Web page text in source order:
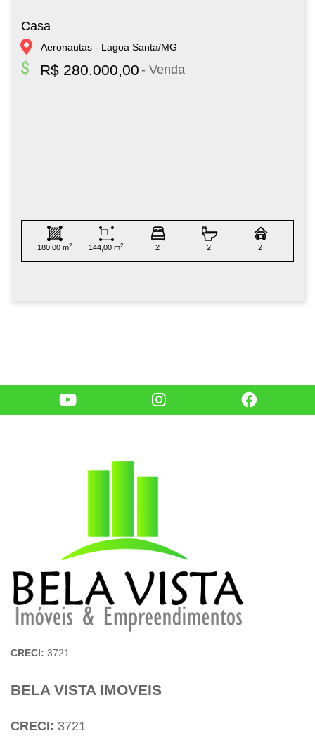
Casa
Aeronautas - Lagoa Santa/MG
R$ 280.000,00 - Venda
180,00 m2 144,00 m2 2 2 2
CRECI: 3721
BELA VISTA IMOVEIS
CRECI: 3721